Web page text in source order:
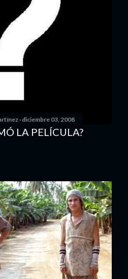
diciembre 03, 2008
LA PELÍCULA?